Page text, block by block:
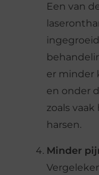
Een van
er minder
en onder
zoals
harsen.
Minder